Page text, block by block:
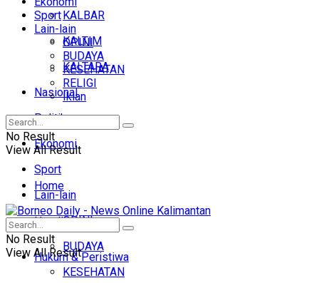
KALBAR
KALTIM
KALTARA
Nasional
Politik
Ekonomi
Sport
Lain-lain
OPINI
BUDAYA
KESEHATAN
Sport
Lain-lain
OPINI
BUDAYA
KESEHATAN
RELIGI
Iklan
No Result
View All Result
Home
Headline
Hukum & Peristiwa
No Result
View All Result